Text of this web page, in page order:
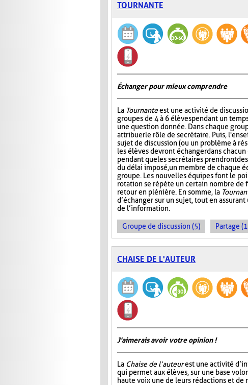
TOURNANTE
Échanger pour mieux comprendre
La Tournanteest une activité de
groupes de 4 à 6 élèves pendant un
une question donnée. Dans chaque
attribuer le rôle de secrétaire. Puis,
sujet de discussion (ou un problème à
les élèves devront échanger dans
pendant que les secrétaires prendront
du délai imposé, un membre de chaque
groupe. Les nouvelles équipes font le
rotation se répète un certain nombre de
retour en plénière. En somme, la
d’échanger sur un sujet, tout en
de l’information.
Groupe de discussion (5) Partage
CHAISE DE L'AUTEUR
J'aimerais avoir votre opinion !
La Chaise de l’auteurest une activité
qui permet aux élèves, sur une base
haute voix une de leurs rédactions et de